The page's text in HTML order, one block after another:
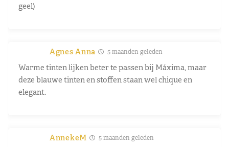
geel)
Agnes Anna 5 maanden geleden
Warme tinten lijken beter te passen bij Máxima, maar
deze blauwe tinten en stoffen staan wel chique en
elegant.
AnnekeM 5 maanden geleden